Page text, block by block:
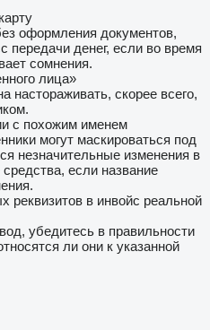
оформления документов,
передачи денег, если во время
сомнения.
лица»
настораживать, скорее всего,
с похожим именем
могут маскироваться под
незначительные изменения в
если название
реквизитов в инвойс реальной
убедитесь в правильности
ли они к указанной